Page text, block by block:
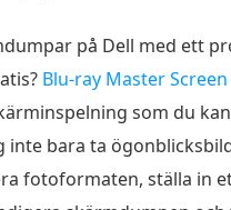
på Dell med ett
Blu-ray Master
som du
inte bara ta
fotoformaten, ställa in